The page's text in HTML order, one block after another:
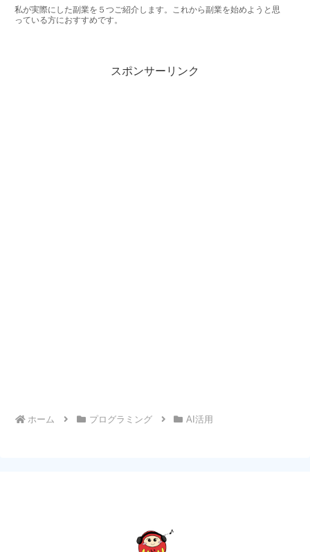
私が実際にした副業を５つご紹介します。これから副業を始めようと思
っている方におすすめです。
スポンサーリンク
ホーム プログラミング AI活用